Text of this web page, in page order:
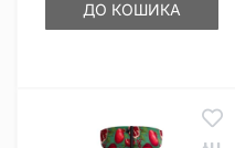
ДО КОШИКА